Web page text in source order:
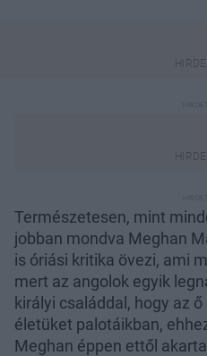
Természetesen, mint
jobban mondva Meghan
is óriási kritika övezi, ami
mert az angolok egyik
királyi családdal, hogy az
életüket palotáikban,
Meghan éppen ettől